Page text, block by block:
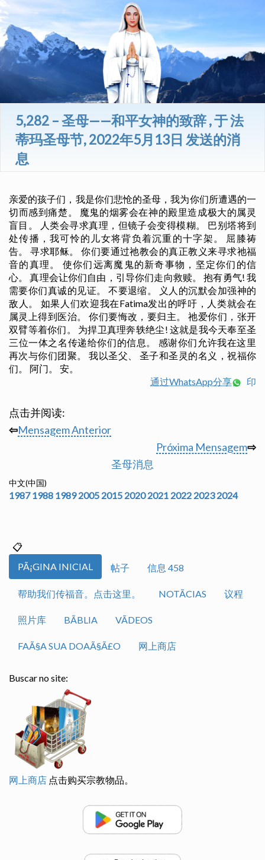
5,282 – 圣母——和平女神的致辞 , 于 法
蒂玛圣母节, 2022年5月13日 发送的消
息
亲爱的孩子们，我是你们悲怆的圣母，我为你们所遭遇的一
切而感到痛楚。 魔鬼的烟雾会在神的殿里造成极大的属灵
盲目。 人类会寻求真理，但镜子会变得模糊。 巴别塔将到
处传播，我可怜的儿女将背负着沉重的十字架。 屈膝祷
告。 寻求耶稣。 你们要通过祂教会的真正教义来寻求祂福
音的真理。 使你们远离魔鬼的新奇事物，坚定你们的信
心。 真理会让你们自由，引导你们走向救赎。 抱有勇气! 我
需要你们真诚的见证。 不要退缩。 义人的沉默会加强神的
敌人。 如果人们欢迎我在Fatima发出的呼吁，人类就会在
属灵上得到医治。 你们要悔改，要归主。 祂爱你们，张开
双臂等着你们。 为捍卫真理奔轶绝尘! 这就是我今天奉至圣
三位一体之名传递给你们的信息。 感谢你们允许我在这里
再次与你们团聚。 我以圣父、 圣子和圣灵的名义，祝福你
们。 阿门。 安。
通过WhatsApp分享
印
点击并阅读:
⇦Mensagem Anterior
Próxima Mensagem⇨
圣母消息
中文(中国)
1987 1988 1989 2005 2015 2020 2021 2022 2023 2024
PÃ¡GINA INICIAL 帖子 信息 458
帮助我们传福音。点击这里。 NOTÃ­CIAS 议程
照片库 BÃ­BLIA VÃ­DEOS
FAÃ§A SUA DOAÃ§Ã£O 网上商店
Buscar no site:
网上商店 点击购买宗教物品。